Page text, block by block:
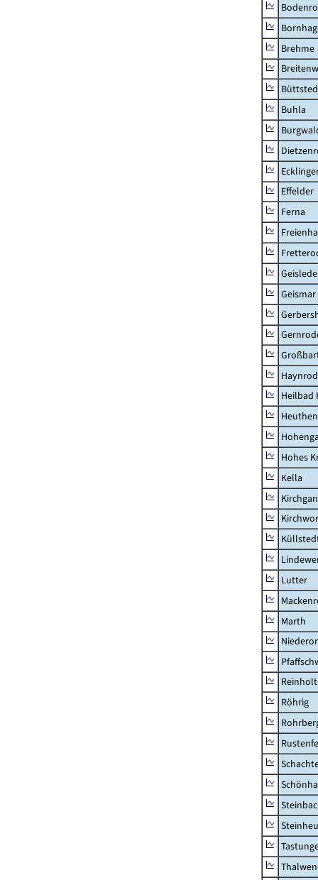
Brehme
Buhla
Effelder
Ferna
Geismar
Heilbad
Heuthen
Hohes
Kella
Lutter
Marth
Röhrig